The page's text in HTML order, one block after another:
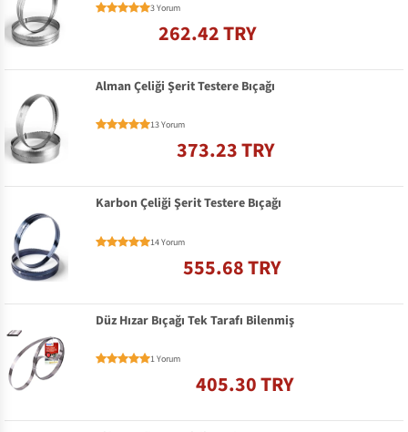
3 Yorum
262.42 TRY
Alman Çeliği Şerit Testere Bıçağı
13 Yorum
373.23 TRY
Karbon Çeliği Şerit Testere Bıçağı
14 Yorum
555.68 TRY
Düz Hızar Bıçağı Tek Tarafı Bilenmiş
1 Yorum
405.30 TRY